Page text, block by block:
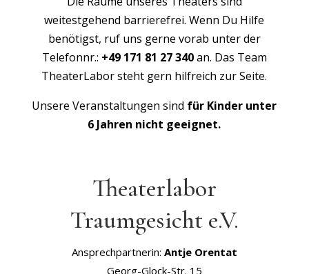
weitestgehend barrierefrei. Wenn Du Hilfe
benötigst, ruf uns gerne vorab unter der
Telefonnr.: +49 171 81 27 340an. Das Team
TheaterLabor steht gern hilfreich zur Seite.
Unsere Veranstaltungen sind für Kinder unter
6 Jahren nicht geeignet.
Theaterlabor
Traumgesicht e.V.
Ansprechpartnerin: Antje Orentat
Georg-Glock-Str. 15